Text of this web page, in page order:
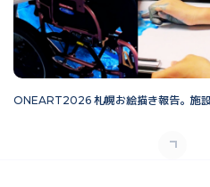
ONEART2026 札幌お絵描き報告。施